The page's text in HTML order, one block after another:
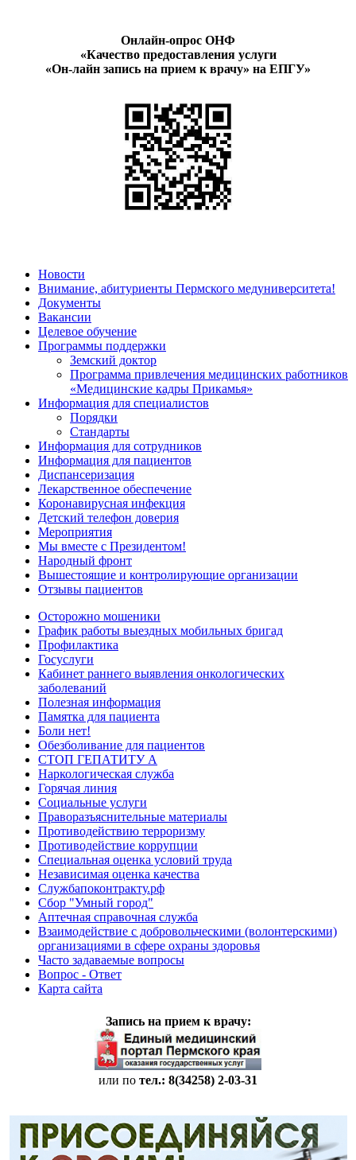
Онлайн-опрос ОНФ
«Качество предоставления услуги
«Он-лайн запись на прием к врачу» на ЕПГУ»
Новости
Внимание, абитуриенты Пермского медуниверситета!
Документы
Вакансии
Целевое обучение
Программы поддержки
Земский доктор
Программа привлечения медицинских работников
«Медицинские кадры Прикамья»
Информация для специалистов
Порядки
Стандарты
Информация для сотрудников
Информация для пациентов
Диспансеризация
Лекарственное обеспечение
Коронавирусная инфекция
Детский телефон доверия
Мероприятия
Мы вместе с Президентом!
Народный фронт
Вышестоящие и контролирующие организации
Отзывы пациентов
Осторожно мошеники
График работы выездных мобильных бригад
Профилактика
Госуслуги
Кабинет раннего выявления онкологических
заболеваний
Полезная информация
Памятка для пациента
Боли нет!
Обезболивание для пациентов
СТОП ГЕПАТИТУ А
Наркологическая служба
Горячая линия
Социальные услуги
Праворазъяснительные материалы
Противодействию терроризму
Противодействие коррупции
Специальная оценка условий труда
Независимая оценка качества
Службапоконтракту.рф
Сбор "Умный город"
Аптечная справочная служба
Взаимодействие с добровольческими (волонтерскими)
организациями в сфере охраны здоровья
Часто задаваемые вопросы
Вопрос - Ответ
Карта сайта
Запись на прием к врачу:
или по тел.: 8(34258) 2-03-31